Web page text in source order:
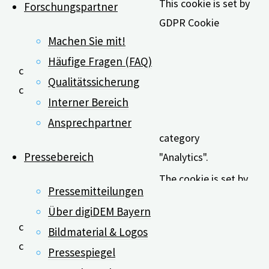
Forschungspartner
Machen Sie mit!
Häufige Fragen (FAQ)
Qualitätssicherung
Interner Bereich
Ansprechpartner
Pressebereich
Pressemitteilungen
Über digiDEM Bayern
Bildmaterial & Logos
Pressespiegel
cookielawinfo-
checkbox-analytics
11
months
This cookie is set by
GDPR Cookie
category
"Analytics".
cookielawinfo-
checkbox-functional
The cookie is set by